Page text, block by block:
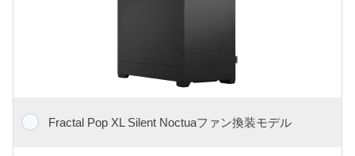
Fractal Pop XL Silent Noctuaファン換装モデル